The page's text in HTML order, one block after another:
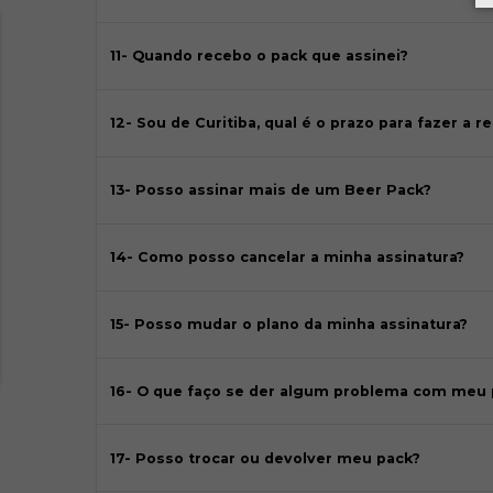
11- Quando recebo o pack que assinei?
12- Sou de Curitiba, qual é o prazo para fazer a
13- Posso assinar mais de um Beer Pack?
14- Como posso cancelar a minha assinatura?
15- Posso mudar o plano da minha assinatura?
16- O que faço se der algum problema com meu
17- Posso trocar ou devolver meu pack?